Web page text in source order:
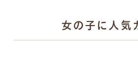
女の子に人気